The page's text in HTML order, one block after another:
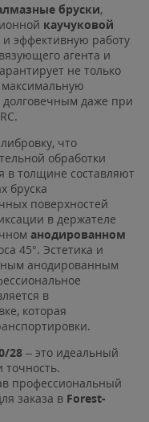
бруски,
каучуковой
эффективную работу
агента и
не только
долговечным даже при
что
обработки
в толщине составляют
бруска
поверхностей
в держателе
анодированном
45°. Эстетика и
анодированным
в
которая
28 – это идеальный
точность.
профессиональный
заказа в Forest-